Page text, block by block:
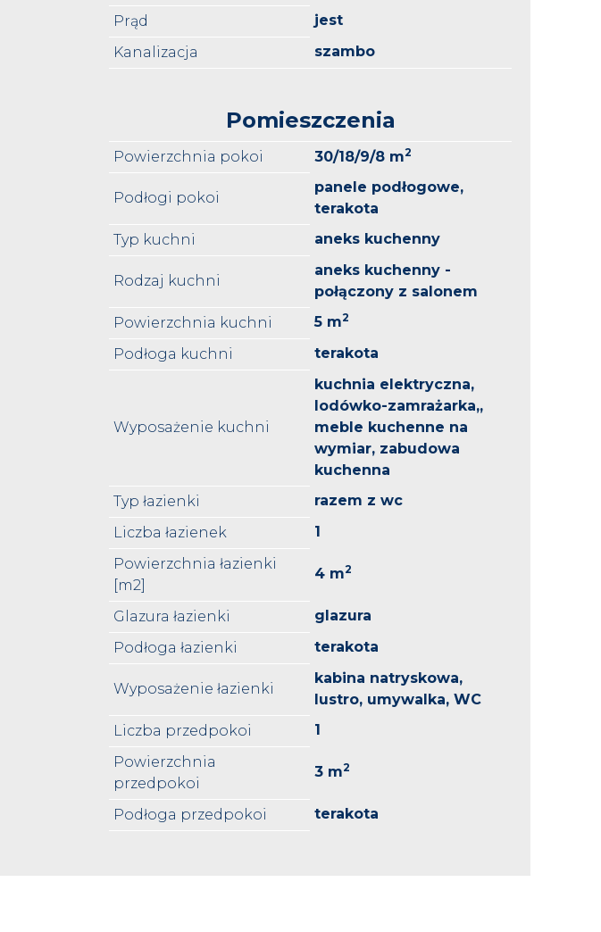
Prąd
jest
Kanalizacja
szambo
Pomieszczenia
Powierzchnia pokoi 30/18/9/8 m2
Podłogi pokoi
panele podłogowe,
terakota
Typ kuchni
aneks kuchenny
Rodzaj kuchni
aneks kuchenny -
połączony z salonem
Powierzchnia kuchni
5 m2
Podłoga kuchni terakota
Wyposażenie kuchni
kuchnia elektryczna,
lodówko-zamrażarka,,
meble kuchenne na
wymiar, zabudowa
kuchenna
Typ łazienki
razem z wc
Liczba łazienek
1
Powierzchnia łazienki
[m2]
4 m2
Glazura łazienki
glazura
Podłoga łazienki
terakota
Wyposażenie łazienki
kabina natryskowa,
lustro, umywalka, WC
Liczba przedpokoi
1
Powierzchnia
przedpokoi
3 m2
Podłoga przedpokoi terakota